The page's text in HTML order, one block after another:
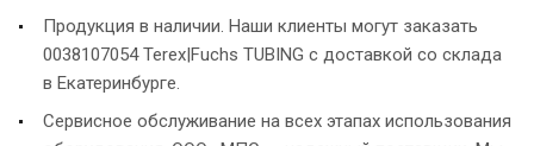
Продукция в наличии. Наши клиенты могут заказать
0038107054 Terex|Fuchs TUBING с доставкой со склада
в Екатеринбурге.
Сервисное обслуживание на всех этапах использования